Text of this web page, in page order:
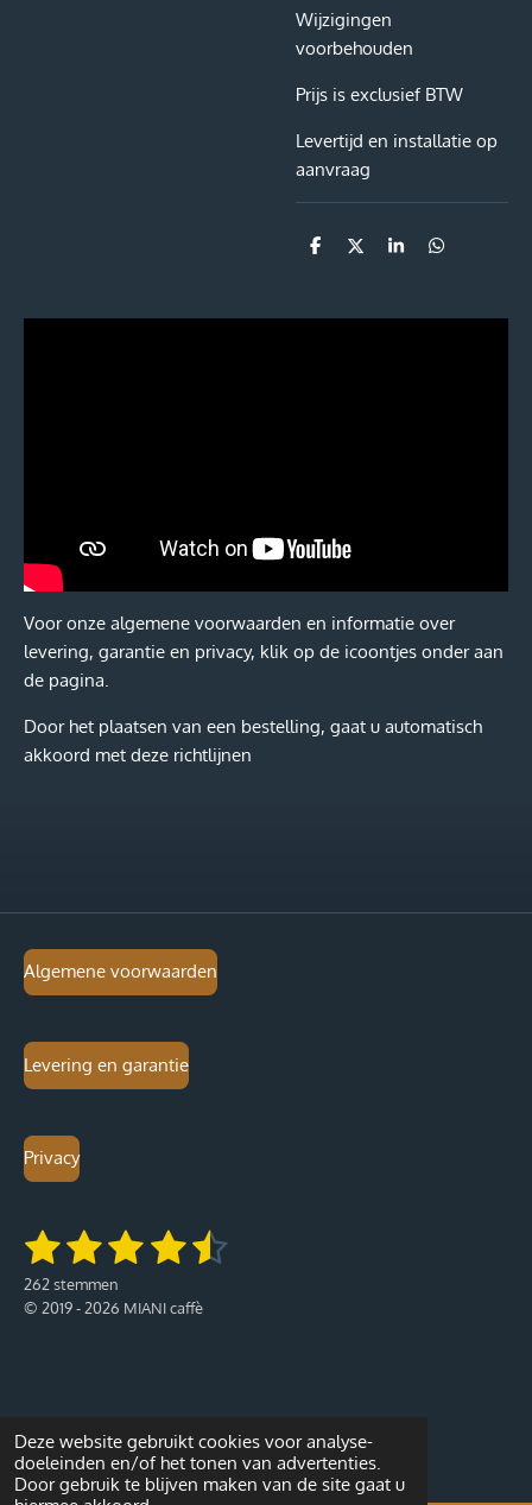
Deze website gebruikt cookies voor analyse-
doeleinden en/of het tonen van advertenties.
Door gebruik te blijven maken van de site gaat u
Wijzigingen
voorbehouden
Prijs is exclusief BTW
Levertijd en installatie op
aanvraag
D
n
D
S
e
D
n
Voor onze algemene voorwaarden en informatie over
levering, garantie en privacy, klik op de icoontjes onder aan
de pagina.
Door het plaatsen van een bestelling, gaat u automatisch
akkoord met deze richtlijnen
Algemene voorwaarden
Levering en garantie
Privacy
R
t
i
2
5
5
1
s
t
2
s
t
r
e
3
s
t
r
e
4
t
r
e
5
t
r
e
262 stemmen
© 2019 - 2026 MIANI caffè